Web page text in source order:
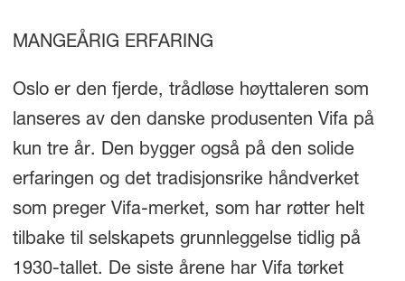
MANGEÅRIG ERFARING
Oslo er den fjerde, trådløse høyttaleren som
lanseres av den danske produsenten Vifa på
kun tre år. Den bygger også på den solide
erfaringen og det tradisjonsrike håndverket
som preger Vifa-merket, som har røtter helt
tilbake til selskapets grunnleggelse tidlig på
1930-tallet. De siste årene har Vifa tørket